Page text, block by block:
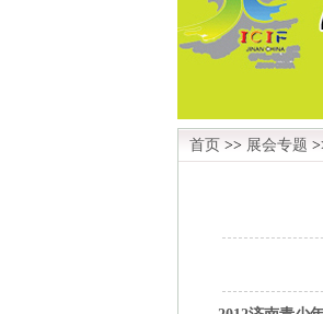
首页 >> 展会专题